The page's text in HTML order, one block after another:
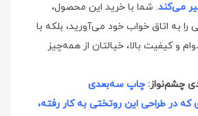
می‌کند. شما با خرید این محصول،
را به اتاق خواب خود می‌آورید، بلکه با
و کیفیت بالا، خیالتان از همه‌چیز
چشم‌نواز: چاپ سه‌بعدی
که در طراحی این روتختی به کار رفته،